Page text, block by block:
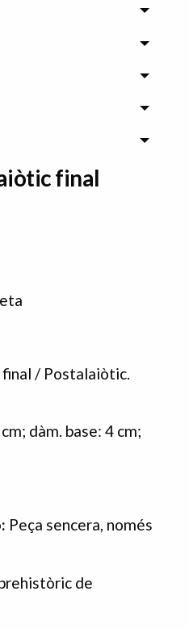
final
/ Postalaiòtic.
dàm. base: 4 cm;
Peça sencera, només
de